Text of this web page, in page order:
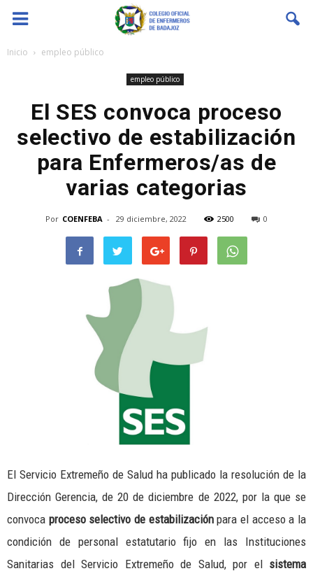
Coenfeba
Inicio empleo público
empleo público
El SES convoca proceso
selectivo de estabilización
para Enfermeros/as de
varias categorias
Por COENFEBA - 29 diciembre, 2022 2500 0
El Servicio Extremeño de Salud ha publicado la resolución de la
Dirección Gerencia, de 20 de diciembre de 2022, por la que se
convoca proceso selectivo de estabilizaciónpara el acceso a la
condición de personal estatutario fijo en las Instituciones
Sanitarias del Servicio Extremeño de Salud, por el sistema